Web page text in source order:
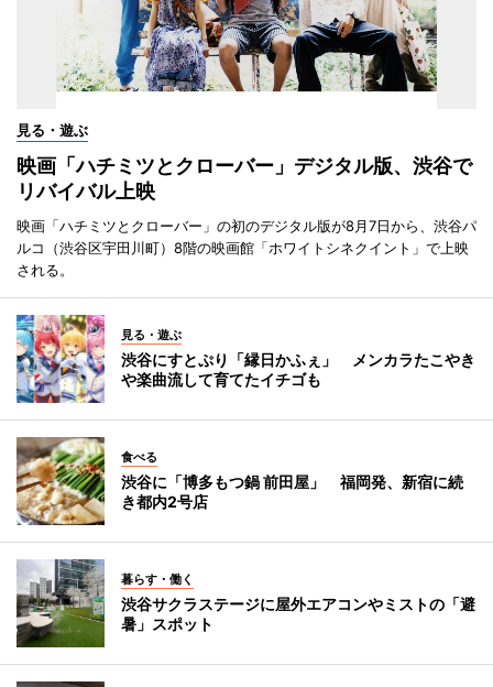
見る・遊ぶ
映画「ハチミツとクローバー」デジタル版、渋谷で
リバイバル上映
映画「ハチミツとクローバー」の初のデジタル版が8月7日から、渋谷パ
ルコ（渋谷区宇田川町）8階の映画館「ホワイトシネクイント」で上映
される。
見る・遊ぶ
渋谷にすとぷり「縁日かふぇ」 メンカラたこやき
や楽曲流して育てたイチゴも
食べる
渋谷に「博多もつ鍋 前田屋」 福岡発、新宿に続
き都内2号店
暮らす・働く
渋谷サクラステージに屋外エアコンやミストの「避
暑」スポット